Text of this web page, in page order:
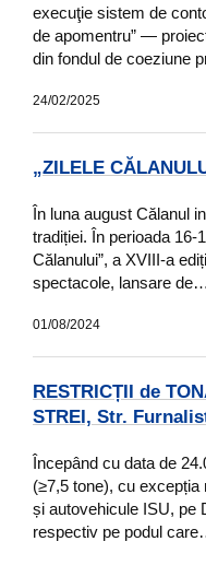
execuţie sistem de
de apomentru” —
din fondul de coeziune
24/02/2025
„ZILELE
În luna august Călanul
tradiției. În perioada 16-
Călanului”, a XVIII-a
spectacole, lansare de…
01/08/2024
RESTRICȚII de
STREI, Str.
Începând cu data de
(≥7,5 tone), cu
și autovehicule ISU, pe
respectiv pe podul